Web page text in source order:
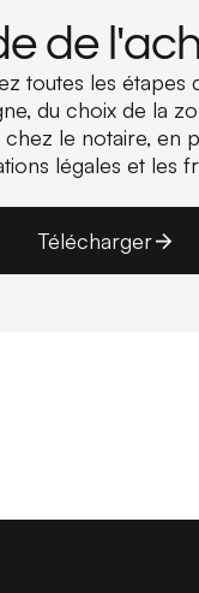
de
toutes les étapes
du choix de la
chez le notaire, en
légales et les
Télécharger